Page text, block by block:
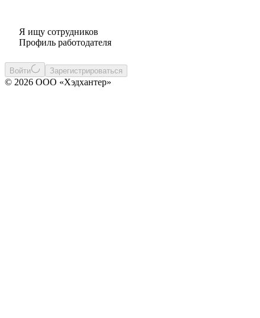
Я ищу сотрудников
Профиль работодателя
Войти Зарегистрироваться
© 2026 ООО «Хэдхантер»